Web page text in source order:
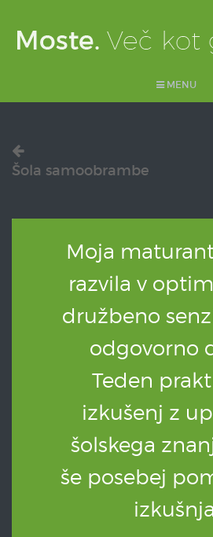
MENU
Šola samoobrambe
Moja
razvila v
družbeno
odgovorno
Teden
izkušenj z
šolskega
še posebej